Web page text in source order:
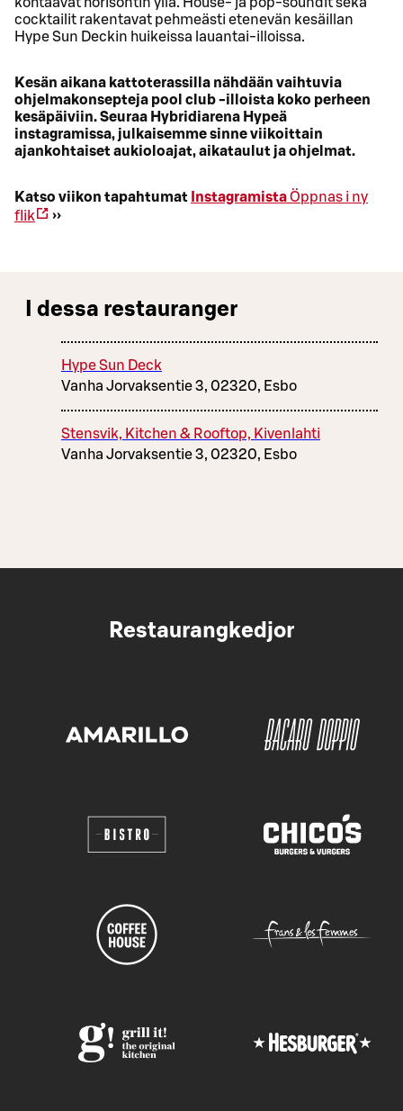
kohtaavat horisontin yllä. House- ja pop-soundit sekä
cocktailit rakentavat pehmeästi etenevän kesäillan
Hype Sun Deckin huikeissa lauantai-illoissa.
Kesän aikana kattoterassilla nähdään vaihtuvia
ohjelmakonsepteja pool club -illoista koko perheen
kesäpäiviin. Seuraa Hybridiarena Hypeä
instagramissa, julkaisemme sinne viikoittain
ajankohtaiset aukioloajat, aikataulut ja ohjelmat.
Katso viikon tapahtumat InstagramistaÖppnas i ny
flik
››
I dessa restauranger
Hype Sun Deck
Vanha Jorvaksentie 3, 02320, Esbo
Stensvik, Kitchen & Rooftop, Kivenlahti
Vanha Jorvaksentie 3, 02320, Esbo
Restaurangkedjor